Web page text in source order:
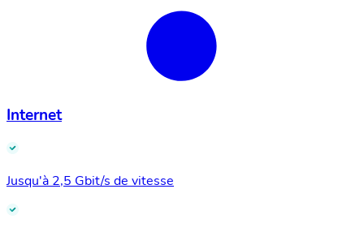
Internet
Jusqu'à 2,5 Gbit/s de vitesse